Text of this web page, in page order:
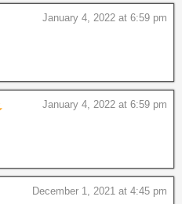
January 4, 2022 at 6:59 pm
January 4, 2022 at 6:59 pm
December 1, 2021 at 4:45 pm